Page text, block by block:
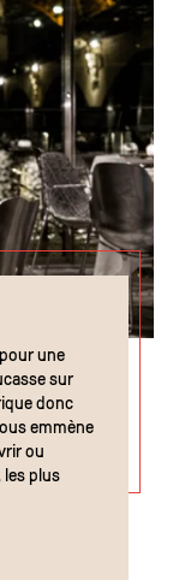
une
sur
donc
emmène
ou
plus